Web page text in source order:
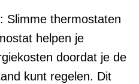
: Slimme thermostaten
helpen je
doordat je de
kunt regelen. Dit